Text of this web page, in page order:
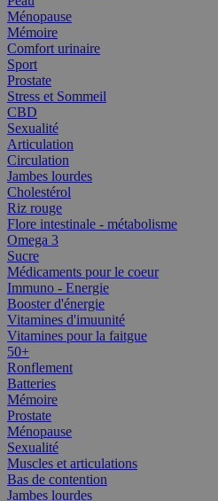
Ménopause
Mémoire
Comfort urinaire
Sport
Prostate
Stress et Sommeil
CBD
Sexualité
Articulation
Circulation
Jambes lourdes
Cholestérol
Riz rouge
Flore intestinale - métabolisme
Omega 3
Sucre
Médicaments pour le coeur
Immuno - Energie
Booster d'énergie
Vitamines d'imuunité
Vitamines pour la faitgue
50+
Ronflement
Batteries
Mémoire
Prostate
Ménopause
Sexualité
Muscles et articulations
Bas de contention
Jambes lourdes